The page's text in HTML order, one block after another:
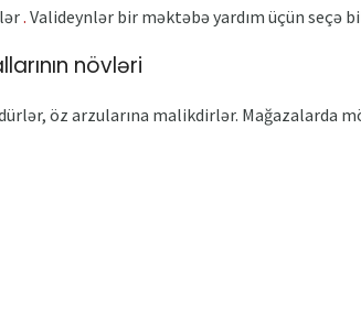
. Valideynlər bir məktəbə yardım üçün seçə
növləri
öz arzularına malikdirlər. Mağazalarda